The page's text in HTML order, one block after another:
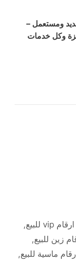
جديد ومستعمل –
وكل خدمات
ارقام vip للبيع
,
زين للبيع,
ماسية للبيع,